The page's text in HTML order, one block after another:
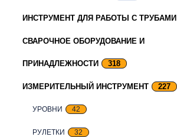
ИНСТРУМЕНТ ДЛЯ РАБОТЫ С ТРУБАМИ
СВАРОЧНОЕ ОБОРУДОВАНИЕ И
ПРИНАДЛЕЖНОСТИ 318
ИЗМЕРИТЕЛЬНЫЙ ИНСТРУМЕНТ 227
УРОВНИ 42
РУЛЕТКИ 32